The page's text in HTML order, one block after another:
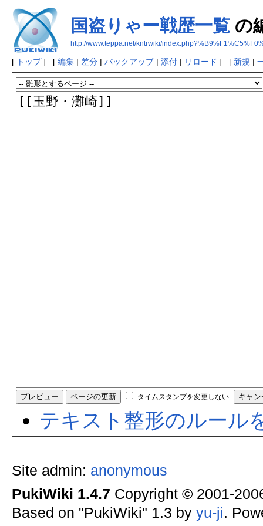
国盗りゃー戦歴一覧の
http://www.teppa.net/kntrwiki/
[ トップ] [ 編集| 差分| バックアップ| 添付| リロード ] [ 新規 |
タイムスタンプを変更しない
テキスト整形のルール
Site admin: anonymous
PukiWiki 1.4.7 Copyright © 2001-
Based on "PukiWiki" 1.3 by yu-ji.